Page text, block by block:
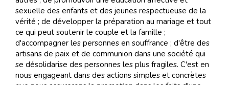
sexuelle des enfants et des jeunes respectueuse de la
vérité ; de développer la préparation au mariage et tout
ce qui peut soutenir le couple et la famille ;
d'accompagner les personnes en souffrance ; d'être des
artisans de paix et de communion dans une société qui
se désolidarise des personnes les plus fragiles. C'est en
nous engageant dans des actions simples et concrètes